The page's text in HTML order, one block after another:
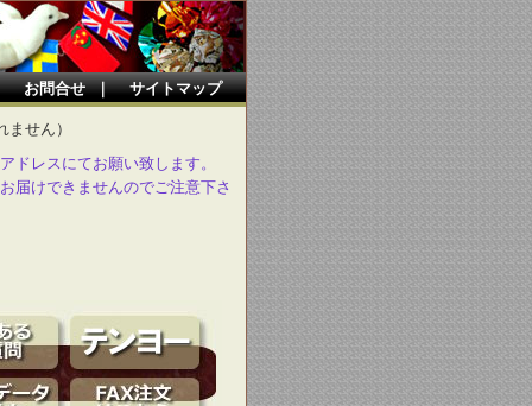
お問合せ｜ サイトマップ
せん）
ドレスにてお願い致します。
届けできませんのでご注意下さ